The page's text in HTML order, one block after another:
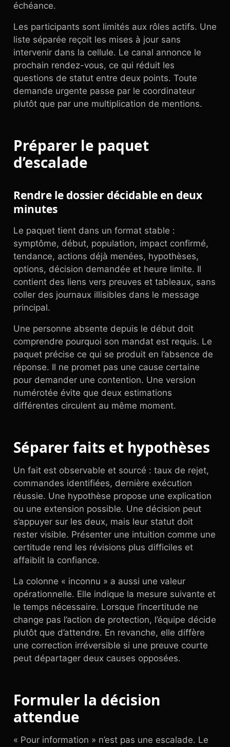
échéance.
Les participants sont limités aux rôles actifs. Une
liste séparée reçoit les mises à jour sans
intervenir dans la cellule. Le canal annonce le
prochain rendez-vous, ce qui réduit les
questions de statut entre deux points. Toute
demande urgente passe par le coordinateur
plutôt que par une multiplication de mentions.
Préparer le paquet
d’escalade
Rendre le dossier décidable en deux
minutes
Le paquet tient dans un format stable :
symptôme, début, population, impact confirmé,
tendance, actions déjà menées, hypothèses,
options, décision demandée et heure limite. Il
contient des liens vers preuves et tableaux, sans
coller des journaux illisibles dans le message
principal.
Une personne absente depuis le début doit
comprendre pourquoi son mandat est requis. Le
paquet précise ce qui se produit en l’absence de
réponse. Il ne promet pas une cause certaine
pour demander une contention. Une version
numérotée évite que deux estimations
différentes circulent au même moment.
Séparer faits et hypothèses
Un fait est observable et sourcé : taux de rejet,
commandes identifiées, dernière exécution
réussie. Une hypothèse propose une explication
ou une extension possible. Une décision peut
s’appuyer sur les deux, mais leur statut doit
rester visible. Présenter une intuition comme une
certitude rend les révisions plus difficiles et
affaiblit la confiance.
La colonne « inconnu » a aussi une valeur
opérationnelle. Elle indique la mesure suivante et
le temps nécessaire. Lorsque l’incertitude ne
change pas l’action de protection, l’équipe décide
plutôt que d’attendre. En revanche, elle diffère
une correction irréversible si une preuve courte
peut départager deux causes opposées.
Formuler la décision
attendue
« Pour information » n’est pas une escalade. Le